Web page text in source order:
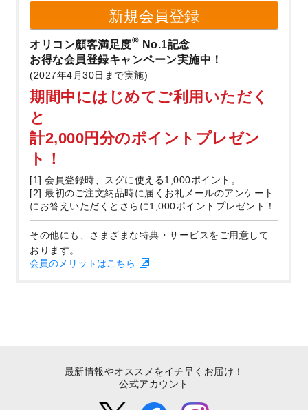
新規会員登録
オリコン顧客満足度® No.1記念
お得な会員登録キャンペーン実施中！
(2027年4月30日まで実施)
期間中にはじめてご利用いただく
と
計2,000円分のポイントプレゼン
ト！
[1] 会員登録時、スグに使える1,000ポイント。
[2] 最初のご注文納品時に届くお礼メールのアンケート
にお答えいただくとさらに1,000ポイントプレゼント！
その他にも、さまざまな特典・サービスをご用意して
おります。
会員のメリットはこちら
最新情報やオススメをイチ早くお届け！
公式アカウント